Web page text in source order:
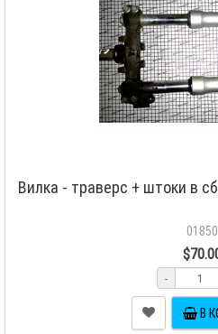
Вилка - траверс + штоки в
01850
-
В